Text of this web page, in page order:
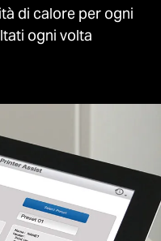
di calore per ogni
ogni volta